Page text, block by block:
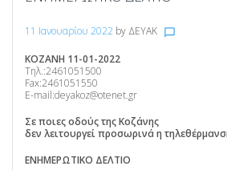
11 Ιανουαρίου 2022 by ΔΕΥΑΚ chat_bubble_outline
ΚΟΖΑΝΗ 11-01-2022
Τηλ.:2461051500
Fax:2461051550
E-mail:deyakoz@otenet.gr
Σε ποιες οδούς της Κοζάνης
δεν λειτουργεί προσωρινά η
ΕΝΗΜΕΡΩΤΙΚΟ ΔΕΛΤΙΟ